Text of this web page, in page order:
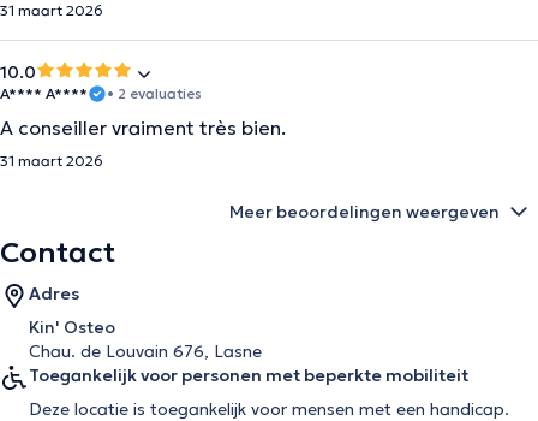
31 maart 2026
10.0
A**** A**** • 2 evaluaties
A conseiller vraiment très bien.
31 maart 2026
Meer beoordelingen weergeven
Contact
Adres
Kin' Osteo
Chau. de Louvain 676, Lasne
Toegankelijk voor personen met beperkte mobiliteit
Deze locatie is toegankelijk voor mensen met een handicap.